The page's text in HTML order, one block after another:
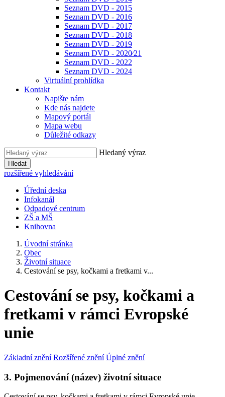
Seznam DVD - 2015
Seznam DVD - 2016
Seznam DVD - 2017
Seznam DVD - 2018
Seznam DVD - 2019
Seznam DVD - 2020⁄21
Seznam DVD - 2022
Seznam DVD - 2024
Virtuální prohlídka
Kontakt
Napište nám
Kde nás najdete
Mapový portál
Mapa webu
Důležité odkazy
Hledaný výraz
Hledat
rozšířené vyhledávání
Úřední deska
Infokanál
Odpadové centrum
ZŠ a MŠ
Knihovna
Úvodní stránka
Obec
Životní situace
Cestování se psy, kočkami a fretkami v...
Cestování se psy, kočkami a
fretkami v rámci Evropské
unie
Základní znění Rozšířené znění Úplné znění
3. Pojmenování (název) životní situace